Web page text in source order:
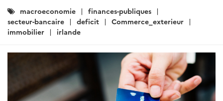
Catégories
:
macroeconomie
finances-publiques
secteur-bancaire
deficit
Commerce_exterieur
immobilier
irlande